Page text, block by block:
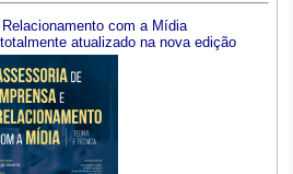
com a Mídia
atualizado na nova edição